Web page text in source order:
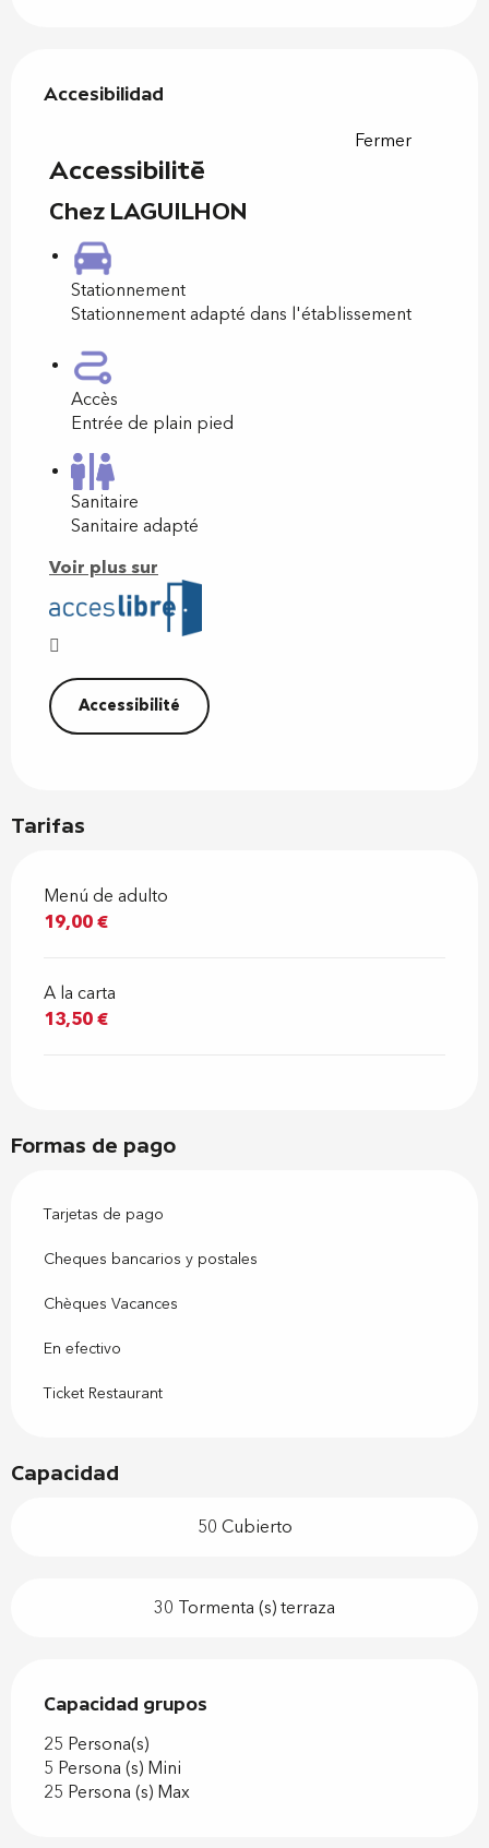
Accesibilidad
Accesibilidad
Fermer
Accessibilité
Chez LAGUILHON
Stationnement
Stationnement adapté dans l'établissement
Accès
Entrée de plain pied
Sanitaire
Sanitaire adapté
Voir plus sur
Accessibilité
Tarifas
Menú de adulto
19,00 €
A la carta
13,50 €
Formas de pago
Tarjetas de pago
Cheques bancarios y postales
Chèques Vacances
En efectivo
Ticket Restaurant
Capacidad
50 Cubierto
30 Tormenta (s) terraza
Capacidad grupos
Capacidad grupos
25 Persona(s)
5 Persona (s) Mini
25 Persona (s) Max